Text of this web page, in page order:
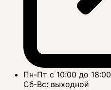
Пн-Пт с 10:00 до 18:00
Сб-Вс: выходной